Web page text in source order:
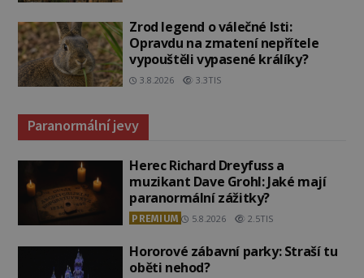
Zrod legend o válečné lsti:
Opravdu na zmatení nepřítele
vypouštěli vypasené králíky?
3.8.2026 3.3TIS
Paranormální jevy
Herec Richard Dreyfuss a
muzikant Dave Grohl: Jaké mají
paranormální zážitky?
PREMIUM 5.8.2026 2.5TIS
Hororové zábavní parky: Straší tu
oběti nehod?